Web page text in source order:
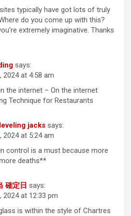
typically have got lots of truly
do you come up with this?
extremely imaginative. Thanks
says:
2024 at 4:58 am
the internet – On the internet
Technique for Restaurants
jacks says:
2024 at 5:24 am
control is a must because more
deaths**
確定日 says:
2024 at 12:33 pm
is within the style of Chartres